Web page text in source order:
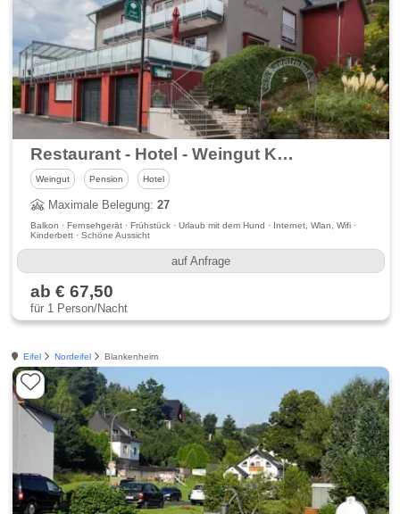
Restaurant - Hotel - Weingut Kapellenhof
Weingut Pension Hotel
Maximale Belegung:27
Balkon · Fernsehgerät · Frühstück · Urlaub mit dem Hund · Internet, Wlan, Wifi ·
Kinderbett · Schöne Aussicht
auf Anfrage
ab € 67,50
für 1 Person/Nacht
Eifel Nordeifel Blankenheim